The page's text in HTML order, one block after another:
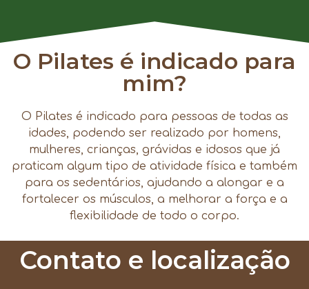
O Pilates é indicado para
mim?
O Pilates é indicado para pessoas de todas as
idades, podendo ser realizado por homens,
mulheres, crianças, grávidas e idosos que já
praticam algum tipo de atividade física e também
para os sedentários, ajudando a alongar e a
fortalecer os músculos, a melhorar a força e a
flexibilidade de todo o corpo.
Contato e localização